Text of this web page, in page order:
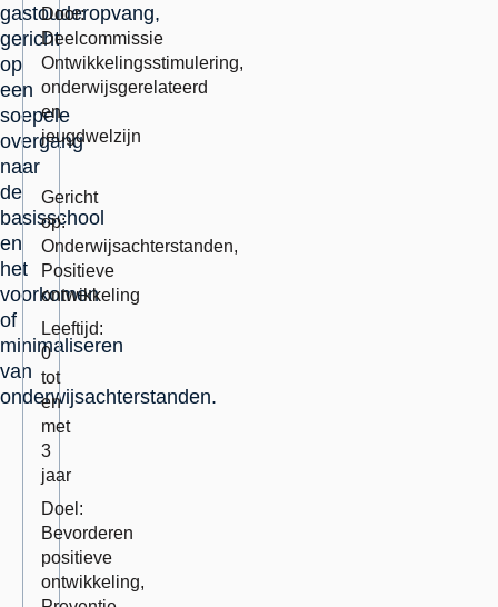
gastouderopvang,
gericht
op
een
soepele
overgang
naar
de
basisschool
en
het
voorkomen
of
minimaliseren
van
onderwijsachterstanden.
Door:
Deelcommissie
Ontwikkelingsstimulering,
onderwijsgerelateerd
en
jeugdwelzijn
als
integraal
vve-
programma.:
in
herbeoordeling:
Gericht
op:
Onderwijsachterstanden,
Positieve
ontwikkeling
Leeftijd:
0
tot
en
met
3
jaar
Doel:
Bevorderen
positieve
ontwikkeling,